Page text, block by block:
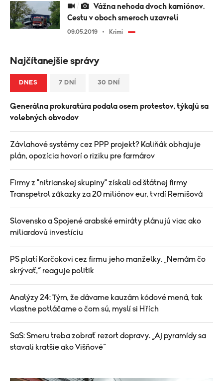
Vážna nehoda dvoch kamiónov.
Cestu v oboch smeroch uzavreli
09.05.2019 Krimi
Najčítanejšie správy
DNES 7 DNÍ 30 DNÍ
Generálna prokuratúra podala osem protestov, týkajú sa
volebných obvodov
Závlahové systémy cez PPP projekt? Kaliňák obhajuje
plán, opozícia hovorí o riziku pre farmárov
Firmy z "nitrianskej skupiny" získali od štátnej firmy
Transpetrol zákazky za 20 miliónov eur, tvrdí Remišová
Slovensko a Spojené arabské emiráty plánujú viac ako
miliardovú investíciu
PS platí Korčokovi cez firmu jeho manželky. „Nemám čo
skrývať,“ reaguje politik
Analýzy 24: Tým, že dávame kauzám kódové mená, tak
vlastne potláčame o čom sú, myslí si Hřích
SaS: Smeru treba zobrať rezort dopravy. „Aj pyramídy sa
stavali kratšie ako Višňové“